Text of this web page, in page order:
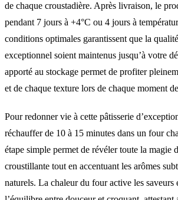
de chaque croustadière. Après livraison, le
pendant 7 jours à +4°C ou 4 jours à
conditions optimales garantissent que la
exceptionnel soient maintenus jusqu’à votre
apporté au stockage permet de profiter
et de chaque texture lors de chaque moment
Pour redonner vie à cette pâtisserie
réchauffer de 10 à 15 minutes dans un four
étape simple permet de révéler toute la magie
croustillante tout en accentuant les arômes
naturels. La chaleur du four active les saveurs